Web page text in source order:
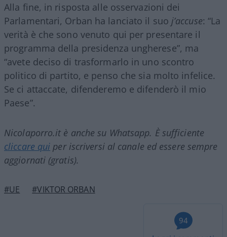
Alla fine, in risposta alle osservazioni dei
Parlamentari, Orban ha lanciato il suo j’accuse: “La
verità è che sono venuto qui per presentare il
programma della presidenza ungherese”, ma
“avete deciso di trasformarlo in uno scontro
politico di partito, e penso che sia molto infelice.
Se ci attaccate, difenderemo e difenderò il mio
Paese”.
Nicolaporro.it è anche su Whatsapp. È sufficiente
cliccare qui per iscriversi al canale ed essere sempre
aggiornati (gratis).
#UE #VIKTOR ORBAN
94